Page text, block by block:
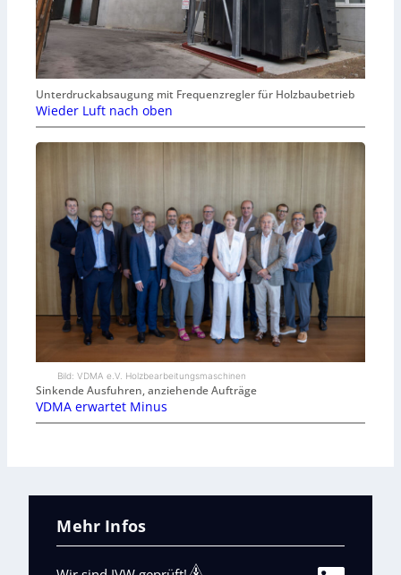
Unterdruckabsaugung mit Frequenzregler für Holzbaubetrieb
Wieder Luft nach oben
Bild: VDMA e.V. Holzbearbeitungsmaschinen
Sinkende Ausfuhren, anziehende Aufträge
VDMA erwartet Minus
Mehr Infos